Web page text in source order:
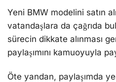
Yeni BMW modelini satın
vatandaşlara da çağrıda
sürecin dikkate alınması
paylaşımını kamuoyuyla
Öte yandan, paylaşımda